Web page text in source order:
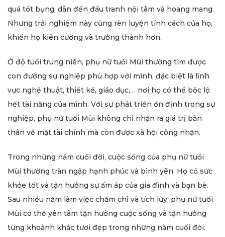
quá tốt bụng, dẫn đến đấu tranh nội tâm và hoang mang.
Nhưng trải nghiệm này cũng rèn luyện tính cách của họ,
khiến họ kiên cường và trưởng thành hơn.
Ở độ tuổi trung niên, phụ nữ tuổi Mùi thường tìm được
con đường sự nghiệp phù hợp với mình, đặc biệt là lĩnh
vực nghệ thuật, thiết kế, giáo dục,… nơi họ có thể bộc lộ
hết tài năng của mình. Với sự phát triển ổn định trong sự
nghiệp, phụ nữ tuổi Mùi không chỉ nhận ra giá trị bản
thân về mặt tài chính mà còn được xã hội công nhận.
Trong những năm cuối đời, cuộc sống của phụ nữ tuổi
Mùi thường tràn ngập hạnh phúc và bình yên. Họ có sức
khỏe tốt và tận hưởng sự ấm áp của gia đình và bạn bè.
Sau nhiều năm làm việc chăm chỉ và tích lũy, phụ nữ tuổi
Mùi có thể yên tâm tận hưởng cuộc sống và tận hưởng
từng khoảnh khắc tươi đẹp trong những năm cuối đời.